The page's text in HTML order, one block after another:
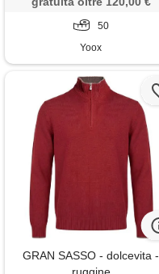
50
Yoox
GRAN SASSO - dolcevita -